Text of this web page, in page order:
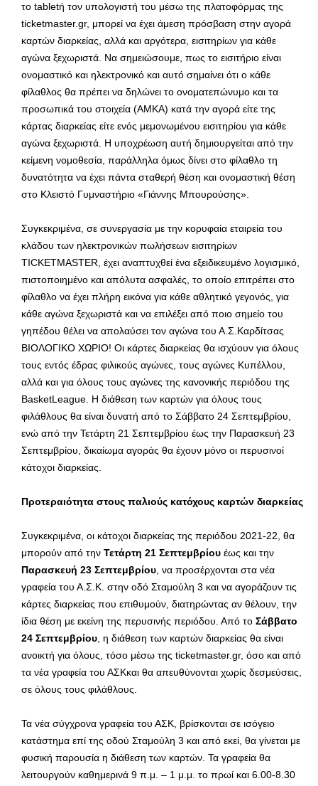
το tabletή τον υπολογιστή του μέσω της πλατοφόρμας της
ticketmaster.gr, μπορεί να έχει άμεση πρόσβαση στην αγορά
καρτών διαρκείας, αλλά και αργότερα, εισιτηρίων για κάθε
αγώνα ξεχωριστά. Να σημειώσουμε, πως το εισιτήριο είναι
ονομαστικό και ηλεκτρονικό και αυτό σημαίνει ότι ο κάθε
φίλαθλος θα πρέπει να δηλώνει το ονοματεπώνυμο και τα
προσωπικά του στοιχεία (ΑΜΚΑ) κατά την αγορά είτε της
κάρτας διαρκείας είτε ενός μεμονωμένου εισιτηρίου για κάθε
αγώνα ξεχωριστά. Η υποχρέωση αυτή δημιουργείται από την
κείμενη νομοθεσία, παράλληλα όμως δίνει στο φίλαθλο τη
δυνατότητα να έχει πάντα σταθερή θέση και ονομαστική θέση
στο Κλειστό Γυμναστήριο «Γιάννης Μπουρούσης».
Συγκεκριμένα, σε συνεργασία με την κορυφαία εταιρεία του
κλάδου των ηλεκτρονικών πωλήσεων εισιτηρίων
TICKETMASTER, έχει αναπτυχθεί ένα εξειδικευμένο λογισμικό,
πιστοποιημένο και απόλυτα ασφαλές, το οποίο επιτρέπει στο
φίλαθλο να έχει πλήρη εικόνα για κάθε αθλητικό γεγονός, για
κάθε αγώνα ξεχωριστά και να επιλέξει από ποιο σημείο του
γηπέδου θέλει να απολαύσει τον αγώνα του Α.Σ.Καρδίτσας
ΒΙΟΛΟΓΙΚΟ ΧΩΡΙΟ! Οι κάρτες διαρκείας θα ισχύουν για όλους
τους εντός έδρας φιλικούς αγώνες, τους αγώνες Κυπέλλου,
αλλά και για όλους τους αγώνες της κανονικής περιόδου της
BasketLeague. Η διάθεση των καρτών για όλους τους
φιλάθλους θα είναι δυνατή από το Σάββατο 24 Σεπτεμβρίου,
ενώ από την Τετάρτη 21 Σεπτεμβρίου έως την Παρασκευή 23
Σεπτεμβρίου, δικαίωμα αγοράς θα έχουν μόνο οι περυσινοί
κάτοχοι διαρκείας.
Προτεραιότητα στους παλιούς κατόχους καρτών διαρκείας
Συγκεκριμένα, οι κάτοχοι διαρκείας της περιόδου 2021-22, θα
μπορούν από την Τετάρτη 21 Σεπτεμβρίου έως και την
Παρασκευή 23 Σεπτεμβρίου, να προσέρχονται στα νέα
γραφεία του Α.Σ.Κ. στην οδό Σταμούλη 3 και να αγοράζουν τις
κάρτες διαρκείας που επιθυμούν, διατηρώντας αν θέλουν, την
ίδια θέση με εκείνη της περυσινής περιόδου. Από το Σάββατο
24 Σεπτεμβρίου, η διάθεση των καρτών διαρκείας θα είναι
ανοικτή για όλους, τόσο μέσω της ticketmaster.gr, όσο και από
τα νέα γραφεία του ΑΣΚκαι θα απευθύνονται χωρίς δεσμεύσεις,
σε όλους τους φιλάθλους.
Τα νέα σύγχρονα γραφεία του ΑΣΚ, βρίσκονται σε ισόγειο
κατάστημα επί της οδού Σταμούλη 3 και από εκεί, θα γίνεται με
φυσική παρουσία η διάθεση των καρτών. Τα γραφεία θα
λειτουργούν καθημερινά 9 π.μ. – 1 μ.μ. το πρωί και 6.00-8.30